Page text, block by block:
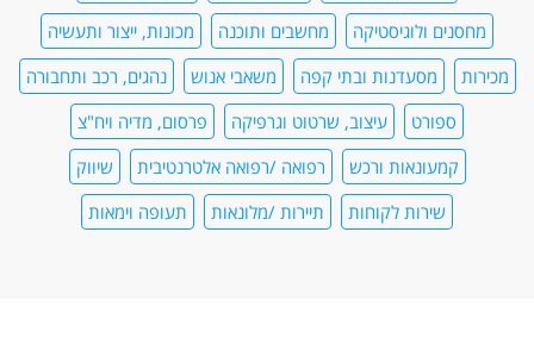
מחסנים ולוגיסטיקה
מחשבים ותוכנה
מכונות, ייצור ותעשיה
מכירות
מסעדנות ובתי קפה משאבי אנוש
נהגים, רכב ותחבורה
ספורט
עיצוב, שרטוט וגרפיקה
פרסום, מדיה ויח"צ
קמעונאות ורכש
רפואה /רפואה אלטרנטיבית
שיווק
שירות לקוחות
תיירות /מלונאות תעופה וימאות